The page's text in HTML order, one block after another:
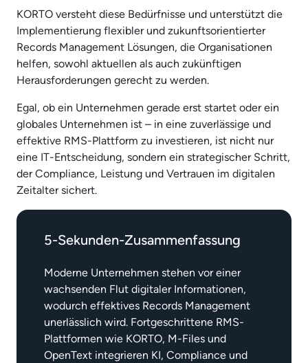
KORTO versteht diese Bedürfnisse und unterstützt die
Implementierung flexibler und zukunftsorientierter
Records Management Lösungen, die Organisationen
helfen, sowohl aktuellen als auch zukünftigen
Herausforderungen gerecht zu werden.
Egal, ob ein Unternehmen gerade erst startet oder ein
globales Unternehmen ist – in eine zuverlässige und
effektive RMS-Plattform zu investieren, ist nicht nur
eine IT-Entscheidung, sondern ein strategischer Schritt,
der Compliance, Leistung und Vertrauen im digitalen
Zeitalter sichert.
5-Sekunden-Zusammenfassung
Moderne Unternehmen stehen vor einer
wachsenden Flut digitaler Informationen,
wodurch effektives Records Management
unerlässlich wird. Fortgeschrittene RMS-
Plattformen wie KORTO, M-Files und
OpenText integrieren KI, Compliance und